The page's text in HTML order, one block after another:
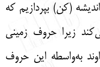
(کن) بپردازیم که
زیرا حروف زمینی
به‌واسطه این حروف